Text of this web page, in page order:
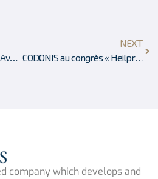
CODONIS à LKGS Suisse – Avancées dans la thérapie orofaciale
NEXT
CODONIS au congrès « Heilpraktiker des Südens » à Munich
company which develops and